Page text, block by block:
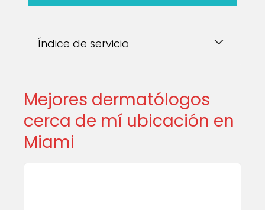
Índice de servicio
Mejores dermatólogos
cerca de mí ubicación en
Miami